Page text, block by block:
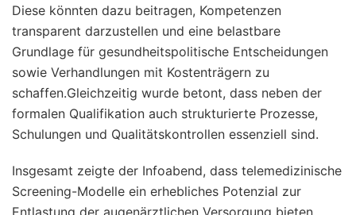
Diese könnten dazu beitragen, Kompetenzen
transparent darzustellen und eine belastbare
Grundlage für gesundheitspolitische Entscheidungen
sowie Verhandlungen mit Kostenträgern zu
schaffen.Gleichzeitig wurde betont, dass neben der
formalen Qualifikation auch strukturierte Prozesse,
Schulungen und Qualitätskontrollen essenziell sind.
Insgesamt zeigte der Infoabend, dass telemedizinische
Screening-Modelle ein erhebliches Potenzial zur
Entlastung der augenärztlichen Versorgung bieten,